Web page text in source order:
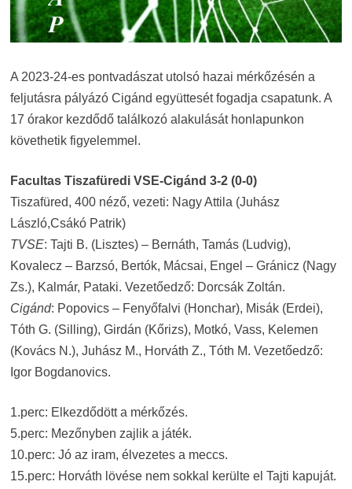
A 2023-24-es pontvadászat utolsó hazai mérkőzésén a
feljutásra pályázó Cigánd együttesét fogadja csapatunk. A
17 órakor kezdődő találkozó alakulását honlapunkon
követhetik figyelemmel.
Facultas Tiszafüredi VSE-Cigánd 3-2 (0-0)
Tiszafüred, 400 néző, vezeti: Nagy Attila (Juhász
László,Csákó Patrik)
TVSE: Tajti B. (Lisztes) – Bernáth, Tamás (Ludvig),
Kovalecz – Barzsó, Bertók, Mácsai, Engel – Gránicz (Nagy
Zs.), Kalmár, Pataki. Vezetőedző: Dorcsák Zoltán.
Cigánd: Popovics – Fenyőfalvi (Honchar), Misák (Erdei),
Tóth G. (Silling), Girdán (Kőrizs), Motkó, Vass, Kelemen
(Kovács N.), Juhász M., Horváth Z., Tóth M. Vezetőedző:
Igor Bogdanovics.
1.perc: Elkezdődött a mérkőzés.
5.perc: Mezőnyben zajlik a játék.
10.perc: Jó az iram, élvezetes a meccs.
15.perc: Horváth lövése nem sokkal kerülte el Tajti kapuját.